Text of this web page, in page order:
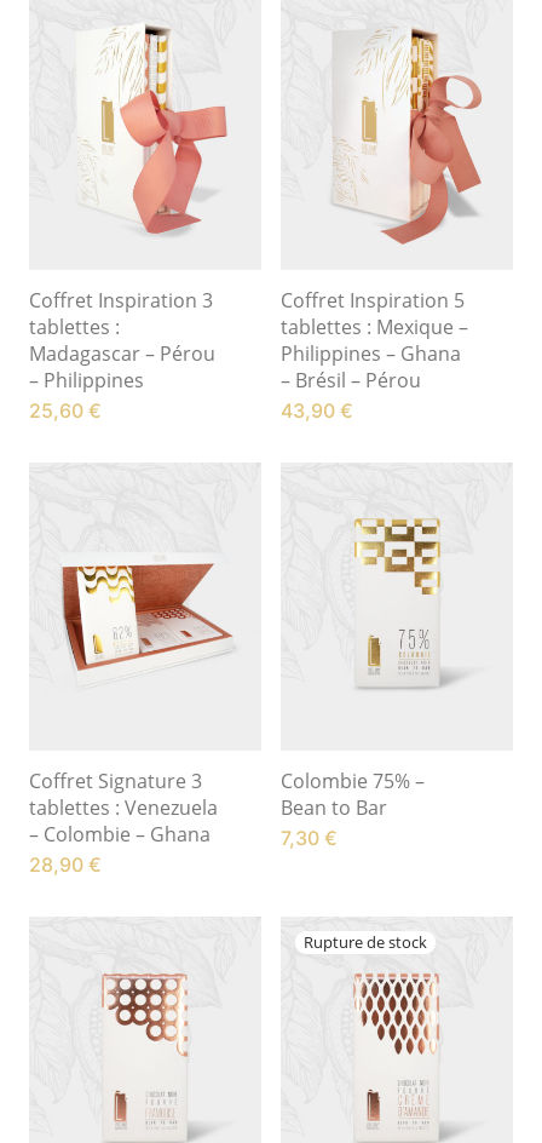
Coffret Inspiration 3
tablettes :
Madagascar – Pérou
– Philippines
25,60 €
Coffret Inspiration 5
tablettes : Mexique –
Philippines – Ghana
– Brésil – Pérou
43,90 €
Coffret Signature 3
tablettes : Venezuela
– Colombie – Ghana
28,90 €
Colombie 75% –
Bean to Bar
7,30 €